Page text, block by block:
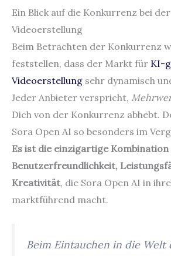
Ein Blick auf die Konkurrenz bei
Videoerstellung
Beim Betrachten der Konkurrenz
feststellen, dass der Markt für KI-
Videoerstellung sehr dynamisch
Jeder Anbieter verspricht,
Dich von der Konkurrenz abhebt.
Sora Open AI so besonders im
Es ist die einzigartige Kombination
Benutzerfreundlichkeit,
Kreativität, die Sora Open AI in
marktführend macht.
Beim Eintauchen in die Welt